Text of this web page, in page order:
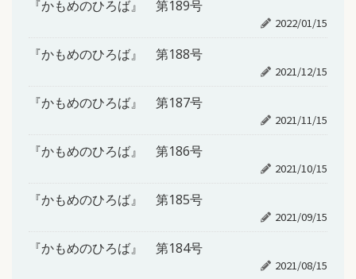
『かもめのひろば』 第189号
2022/01/15
『かもめのひろば』 第188号
2021/12/15
『かもめのひろば』 第187号
2021/11/15
『かもめのひろば』 第186号
2021/10/15
『かもめのひろば』 第185号
2021/09/15
『かもめのひろば』 第184号
2021/08/15